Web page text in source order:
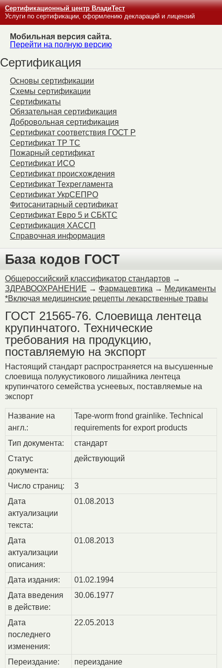
Сертификационный центр ВладиТест
Услуги по сертификации, оформлению деклараций и лицензий
Мобильная версия сайта.
Перейти на полную версию
Сертификация
Основы сертификации
Схемы сертификации
Сертификаты
Обязательная сертификация
Добровольная сертификация
Сертификат соответствия ГОСТ Р
Сертификат ТР ТС
Пожарный сертификат
Сертификат ИСО
Сертификат происхождения
Сертификат Техрегламента
Сертификат УкрСЕПРО
Фитосанитарный сертификат
Сертификат Евро 5 и СБКТС
Сертификация ХАССП
Справочная информация
База кодов ГОСТ
Общероссийский классификатор стандартов →
ЗДРАВООХРАНЕНИЕ → Фармацевтика → Медикаменты
*Включая медицинские рецепты лекарственные травы
ГОСТ 21565-76. Слоевища лентеца
крупинчатого. Технические
требования на продукцию,
поставляемую на экспорт
Настоящий стандарт распространяется на высушенные
слоевища полукустикового лишайника лентеца
крупинчатого семейства уснеевых, поставляемые на
экспорт
Название на
англ.:
Tape-worm frond grainlike. Technical
requirements for export products
Тип документа:
стандарт
Статус
документа:
действующий
Число страниц:
3
Дата
актуализации
текста:
01.08.2013
Дата
актуализации
описания:
01.08.2013
Дата издания:
01.02.1994
Дата введения
в действие:
30.06.1977
Дата
последнего
изменения:
22.05.2013
Переиздание: переиздание